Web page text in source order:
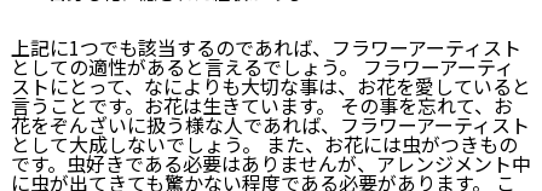
上記に1つでも該当するのであれば、フラワーアーティスト
としての適性があると言えるでしょう。 フラワーアーティ
ストにとって、なによりも大切な事は、お花を愛していると
言うことです。お花は生きています。 その事を忘れて、お
花をぞんざいに扱う様な人であれば、フラワーアーティスト
として大成しないでしょう。 また、お花には虫がつきもの
です。虫好きである必要はありませんが、アレンジメント中
に虫が出てきても驚かない程度である必要があります。 こ